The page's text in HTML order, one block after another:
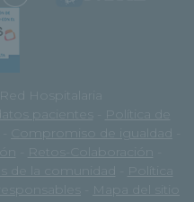
Hospitalaria
pacientes
Política de
Compromiso de igualdad
Retos-Colaboración
de la comunidad
Política
Mapa del sitio